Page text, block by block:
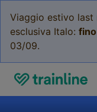
Viaggio estivo
esclusiva Italo:
03/09.